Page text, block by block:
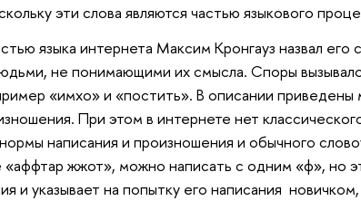
эти слова являются частью языкового
языка интернета Максим Кронгауз назвал его
не понимающими их смысла. Споры
«имхо» и «постить». В описании приведены
При этом в интернете нет
написания и произношения и обычного
жжот», можно написать с одним «ф», но
и указывает на попытку его написания